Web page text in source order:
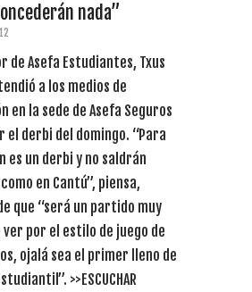
nada”
de Asefa Estudiantes, Txus
a los medios de
en la sede de Asefa Seguros
el derbi del domingo. “Para
es un derbi y no saldrán
en Cantú”, piensa,
que “será un partido muy
por el estilo de juego de
ojalá sea el primer lleno de
>>ESCUCHAR